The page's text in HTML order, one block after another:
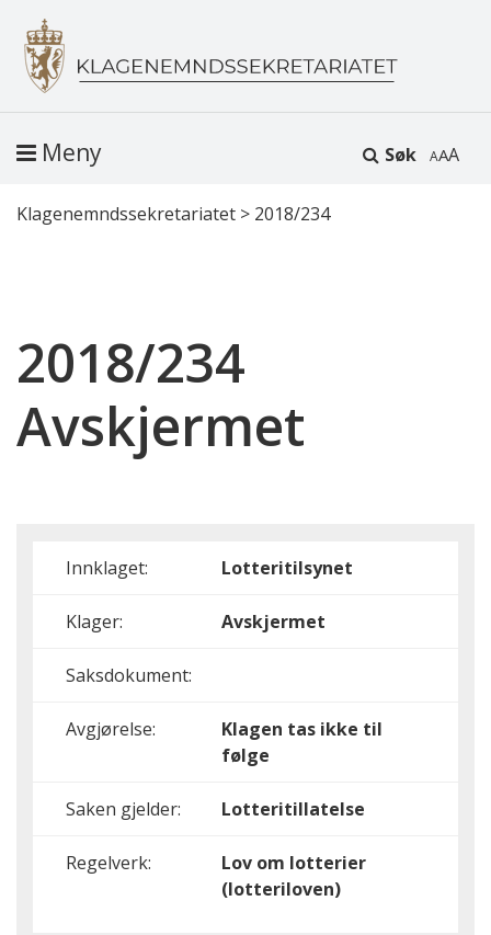
Søk A
Meny
Klagenemndssekretariatet > 2018/234
2018/234
Avskjermet
Innklaget: Lotteritilsynet
Klager: Avskjermet
Saksdokument:
Avgjørelse:
Klagen tas ikke til
følge
Saken gjelder: Lotteritillatelse
Regelverk:
Lov om lotterier
(lotteriloven)